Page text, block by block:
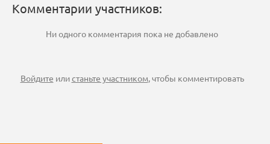
Комментарии участников:
Ни одного комментария пока не добавлено
Войдите илистаньте участником, чтобы комментировать